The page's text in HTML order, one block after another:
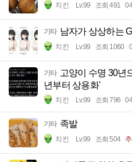
치킨 Lv.99 조회 491
기타 남자가 상상하는
치킨 Lv.99 조회 1060
기타 고양이 수명 30년
년부터 상용화'
치킨 Lv.99 조회 796
기타 족발
치킨 Lv.99 조회 504